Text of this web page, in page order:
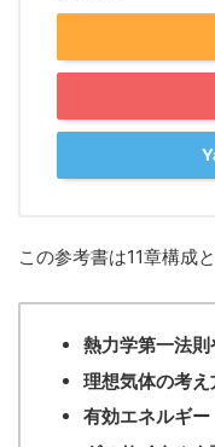
この参考書は11章構成
熱力学第一法則
理想気体の考え
有効エネルギー